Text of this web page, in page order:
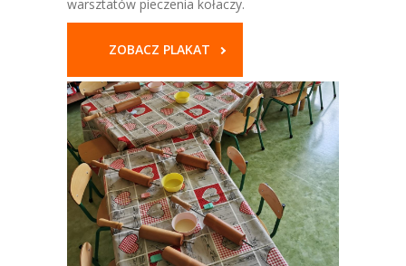
warsztatów pieczenia kołaczy.
ZOBACZ PLAKAT